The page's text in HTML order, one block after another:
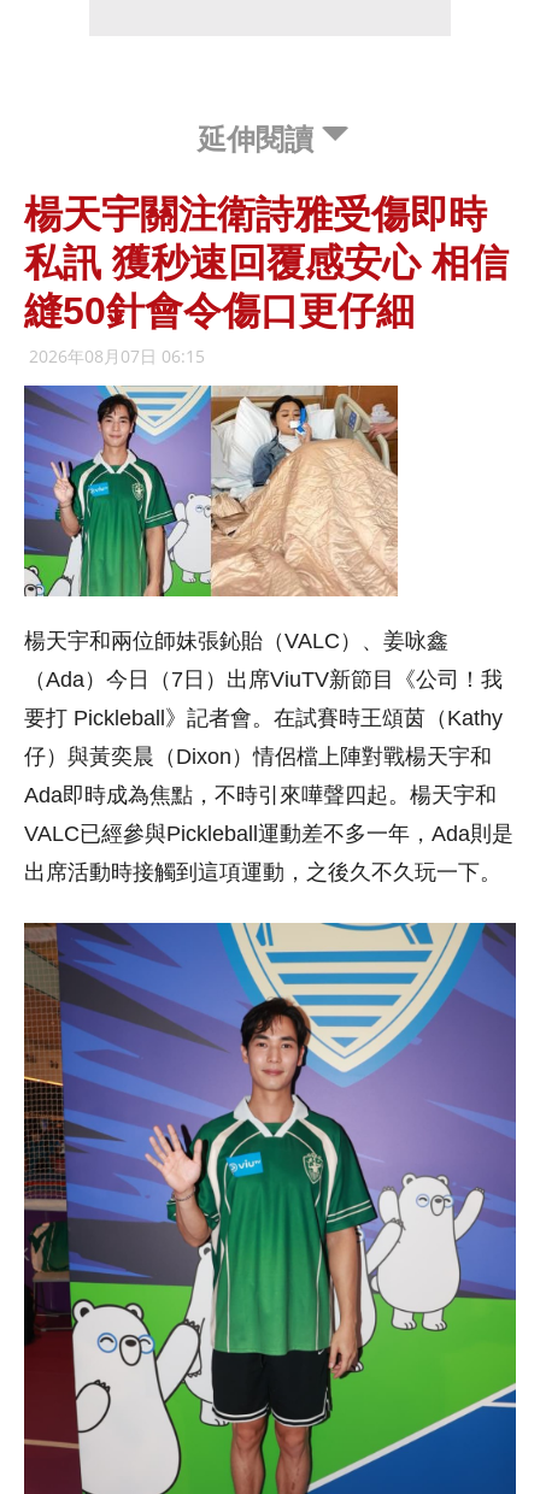
延伸閱讀
楊天宇關注衛詩雅受傷即時
私訊 獲秒速回覆感安心 相信
縫50針會令傷口更仔細
2026年08月07日 06:15
楊天宇和兩位師妹張鈊貽（VALC）、姜咏鑫
（Ada）今日（7日）出席ViuTV新節目《公司！我
要打 Pickleball》記者會。在試賽時王頌茵（Kathy
仔）與黃奕晨（Dixon）情侶檔上陣對戰楊天宇和
Ada即時成為焦點，不時引來嘩聲四起。楊天宇和
VALC已經參與Pickleball運動差不多一年，Ada則是
出席活動時接觸到這項運動，之後久不久玩一下。